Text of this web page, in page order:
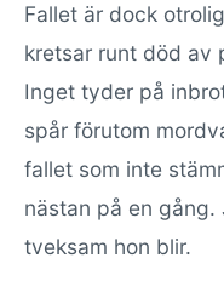
Fallet är dock
kretsar runt död av
Inget tyder på
spår förutom
fallet som inte
nästan på en gång.
tveksam hon blir.